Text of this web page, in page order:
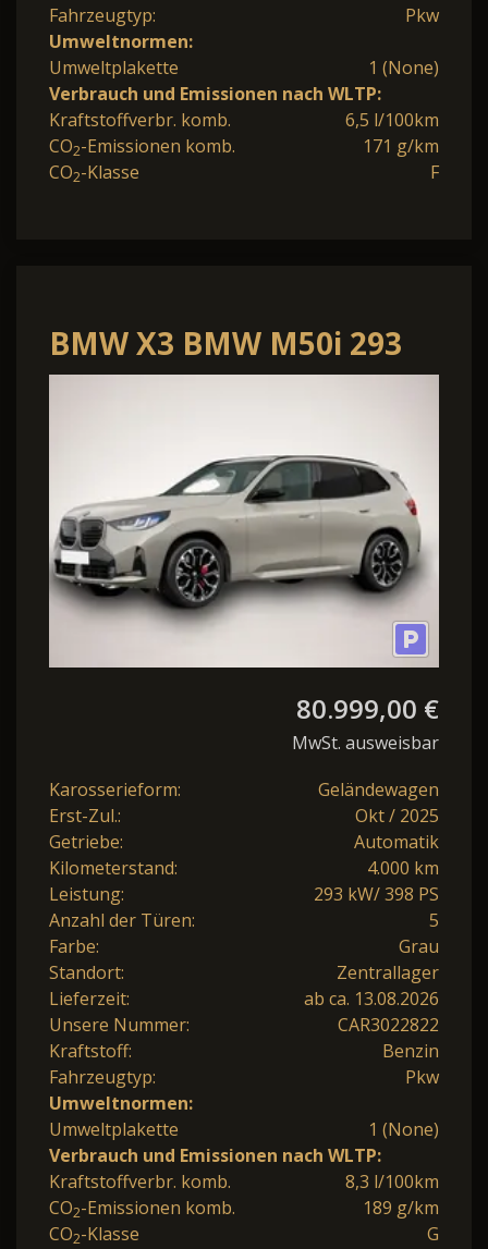
Fahrzeugtyp:
Pkw
Umweltnormen:
Umweltplakette
1 (None)
Verbrauch und Emissionen nach WLTP:
Kraftstoffverbr. komb.
6,5 l/100km
CO2-Emissionen komb.
171 g/km
CO2-Klasse F
BMW X3 BMW M50i 293
kW (398 PS) 8-Gang
80.999,00 €
MwSt. ausweisbar
Karosserieform:
Geländewagen
Erst-Zul.:
Okt / 2025
Getriebe:
Automatik
Kilometerstand:
4.000 km
Leistung:
293 kW/ 398 PS
Anzahl der Türen:
5
Farbe:
Grau
Standort:
Zentrallager
Lieferzeit:
ab ca. 13.08.2026
Unsere Nummer:
CAR3022822
Kraftstoff:
Benzin
Fahrzeugtyp:
Pkw
Umweltnormen:
Umweltplakette
1 (None)
Verbrauch und Emissionen nach WLTP:
Kraftstoffverbr. komb.
8,3 l/100km
CO2-Emissionen komb.
189 g/km
CO2-Klasse G